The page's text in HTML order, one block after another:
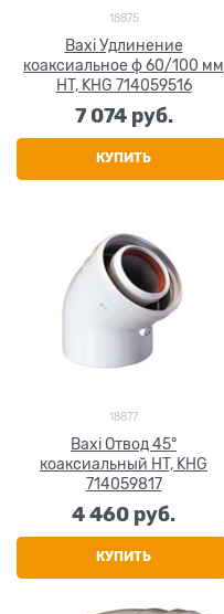
18875
Baxi Удлинение
коаксиальное ф 60/100 мм
HT, KHG 714059516
7 074 руб.
КУПИТЬ
18877
Baxi Отвод 45°
коаксиальный HT, KHG
714059817
4 460 руб.
КУПИТЬ